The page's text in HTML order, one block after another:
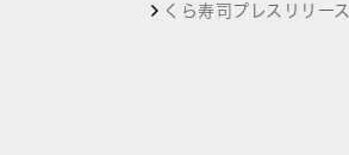
くら寿司プレスリリース